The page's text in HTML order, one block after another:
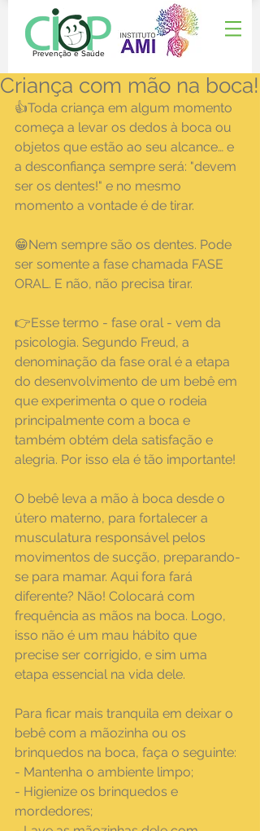
Prevenção e Saúde
Criança com mão na boca!
👍Toda criança em algum momento
começa a levar os dedos à boca ou
objetos que estão ao seu alcance… e
a desconfiança sempre será: "devem
ser os dentes!" e no mesmo
momento a vontade é de tirar.
😁Nem sempre são os dentes. Pode
ser somente a fase chamada FASE
ORAL. E não, não precisa tirar.
👉Esse termo - fase oral - vem da
psicologia. Segundo Freud, a
denominação da fase oral é a etapa
do desenvolvimento de um bebê em
que experimenta o que o rodeia
principalmente com a boca e
também obtém dela satisfação e
alegria. Por isso ela é tão importante!⠀
O bebê leva a mão à boca desde o
útero materno, para fortalecer a
musculatura responsável pelos
movimentos de sucção, preparando-
se para mamar. Aqui fora fará
diferente? Não! Colocará com
frequência as mãos na boca. Logo,
isso não é um mau hábito que
precise ser corrigido, e sim uma
etapa essencial na vida dele. ⠀
Para ficar mais tranquila em deixar o
bebê com a mãozinha ou os
brinquedos na boca, faça o seguinte:
- Mantenha o ambiente limpo;
- Higienize os brinquedos e
mordedores;